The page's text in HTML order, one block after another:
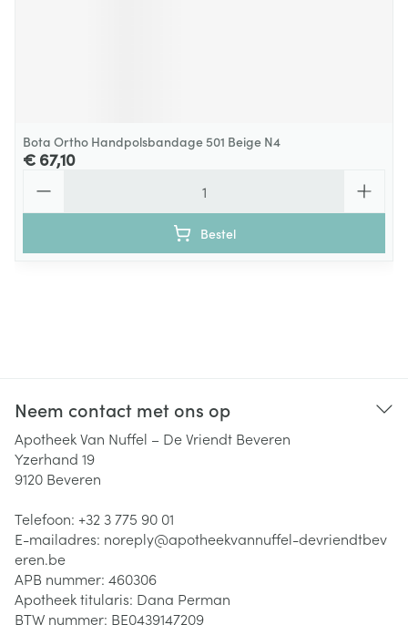
Bota Ortho Handpolsbandage 501 Beige N4
€ 67,10
Bestel
Neem contact met ons op
Apotheek Van Nuffel – De Vriendt Beveren
Yzerhand 19
9120 Beveren
Telefoon: +32 3 775 90 01
E-mailadres: noreply@apotheekvannuffel-devriendtbev
eren.be
APB nummer: 460306
Apotheek titularis: Dana Perman
BTW nummer: BE0439147209